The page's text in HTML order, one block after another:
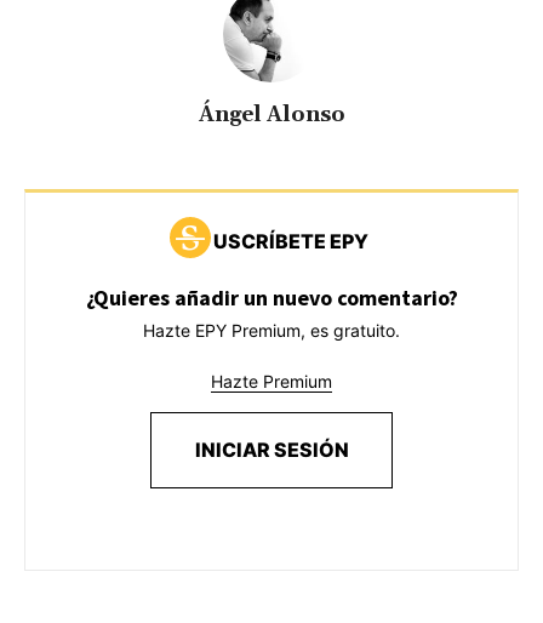
Ángel Alonso
USCRÍBETE EPY
¿Quieres añadir un nuevo comentario?
Hazte EPY Premium, es gratuito.
Hazte Premium
INICIAR SESIÓN